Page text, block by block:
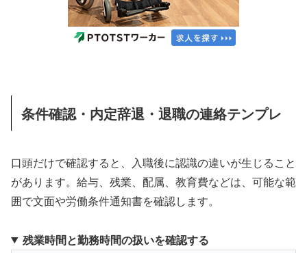
条件確認・内定辞退・退職の連絡テンプレ
口頭だけで確認すると、入職後に認識の違いが生じること
があります。給与、残業、配属、教育費などは、可能な範
囲で文面や労働条件通知書を確認します。
残業時間と勤務時間の扱いを確認する